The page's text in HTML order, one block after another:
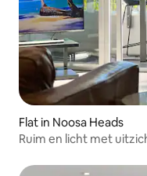
Flat in Noosa Heads
Ruim en licht met